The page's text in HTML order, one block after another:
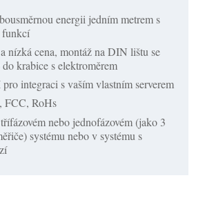
energii jedním metrem s
funkcí
nízká cena, montáž na DIN lištu se
krabice s elektroměrem
integraci s vaším vlastním serverem
FCC, RoHs
nebo jednofázovém (jako 3
systému nebo v systému s